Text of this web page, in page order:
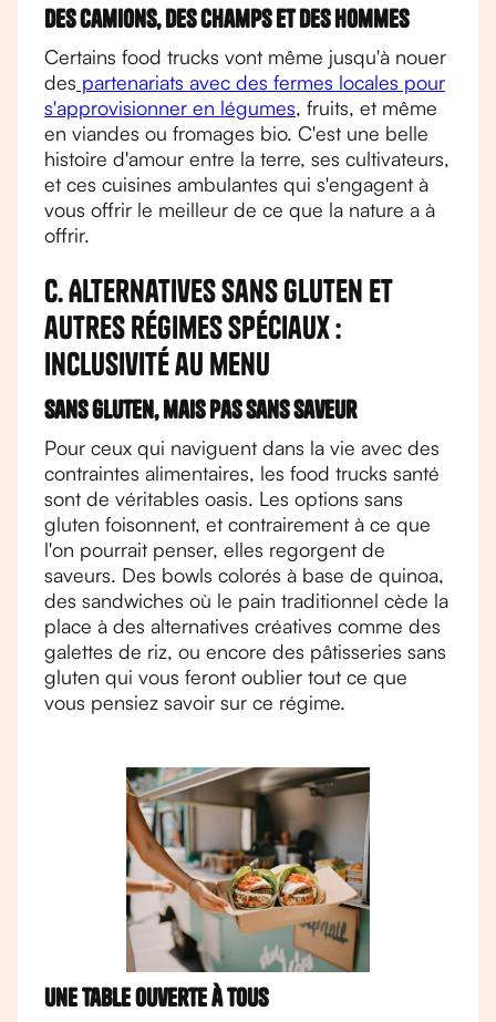
Des camions, des champs et des hommes
Certains food trucks vont même jusqu'à nouer
des partenariats avec des fermes locales pour
s'approvisionner en légumes, fruits, et même
en viandes ou fromages bio. C'est une belle
histoire d'amour entre la terre, ses cultivateurs,
et ces cuisines ambulantes qui s'engagent à
vous offrir le meilleur de ce que la nature a à
offrir.
C. Alternatives sans gluten et
autres régimes spéciaux :
inclusivité au menu
Sans gluten, mais pas sans saveur
Pour ceux qui naviguent dans la vie avec des
contraintes alimentaires, les food trucks santé
sont de véritables oasis. Les options sans
gluten foisonnent, et contrairement à ce que
l'on pourrait penser, elles regorgent de
saveurs. Des bowls colorés à base de quinoa,
des sandwiches où le pain traditionnel cède la
place à des alternatives créatives comme des
galettes de riz, ou encore des pâtisseries sans
gluten qui vous feront oublier tout ce que
vous pensiez savoir sur ce régime.
Une table ouverte à tous